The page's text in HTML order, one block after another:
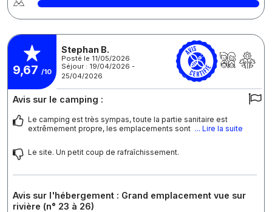
9,67 /10
Stephan B.
Posté le 11/05/2026
Séjour : 19/04/2026 -
25/04/2026
Avis sur le camping :
Le camping est très sympas, toute la partie sanitaire est
extrêmement propre, les emplacements sont ... Lire la suite
Le site. Un petit coup de rafraîchissement.
Avis sur l'hébergement : Grand emplacement vue sur
rivière (n° 23 à 26)